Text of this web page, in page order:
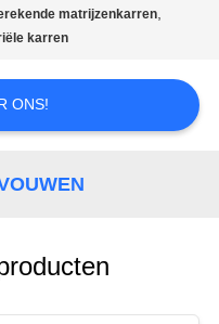
matrijzenkarren,
karren
ONS!